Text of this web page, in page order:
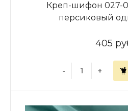
Креп-шифон 027-
персиковый
405
- +